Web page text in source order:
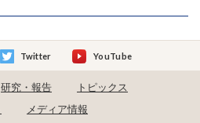
Twitter YouTube
研究・報告
トピックス
メディア情報